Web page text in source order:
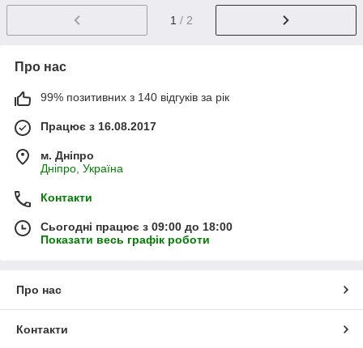
1 / 2
Про нас
99% позитивних з 140 відгуків за рік
Працює з 16.08.2017
м. Дніпро
Дніпро, Україна
Контакти
Сьогодні працює з 09:00 до 18:00
Показати весь графік роботи
Про нас
Контакти